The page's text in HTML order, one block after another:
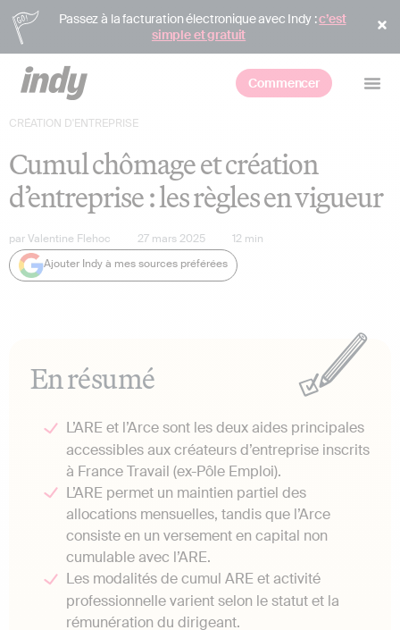
Passez à la facturation électronique avec Indy :c’est
simple et gratuit
Commencer
CRÉATION D'ENTREPRISE
Cumul chômage et création
d’entreprise : les règles en vigueur
parValentine Flehoc 27 mars 2025 12 min
Ajouter Indy à mes sources préférées
En résumé
L’ARE et l’Arce sont les deux aides principales
accessibles aux créateurs d’entreprise inscrits
à France Travail (ex-Pôle Emploi).
L’ARE permet un maintien partiel des
allocations mensuelles, tandis que l’Arce
consiste en un versement en capital non
cumulable avec l’ARE.
Les modalités de cumul ARE et activité
professionnelle varient selon le statut et la
rémunération du dirigeant.